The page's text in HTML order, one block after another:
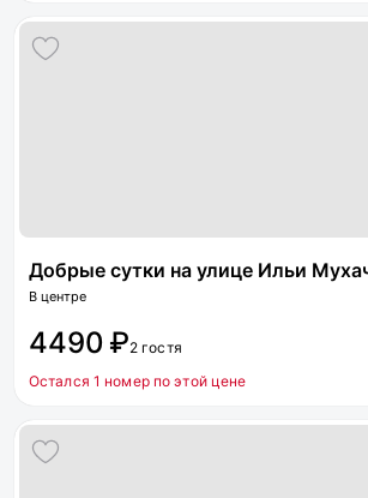
Добрые сутки на улице Ильи
В центре
4490 ₽2 гостя
Остался 1 номер по этой цене